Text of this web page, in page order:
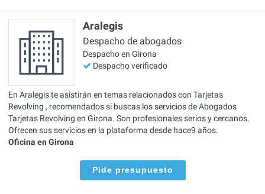
Aralegis
Despacho de abogados
Despacho en Girona
Despacho verificado
En Aralegis te asistirán en temas relacionados con Tarjetas
Revolving , recomendados si buscas los servicios de Abogados
Tarjetas Revolving en Girona. Son profesionales serios y cercanos.
Ofrecen sus servicios en la plataforma desde hace9 años.
Oficina en Girona
Pide presupuesto